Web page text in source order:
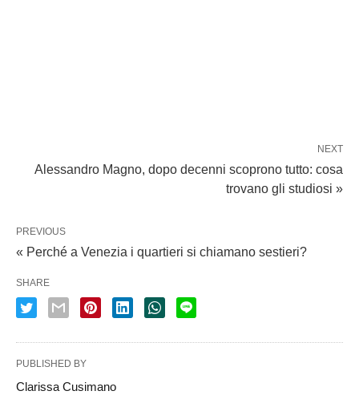
NEXT
Alessandro Magno, dopo decenni scoprono tutto: cosa
trovano gli studiosi »
PREVIOUS
« Perché a Venezia i quartieri si chiamano sestieri?
SHARE
PUBLISHED BY
Clarissa Cusimano